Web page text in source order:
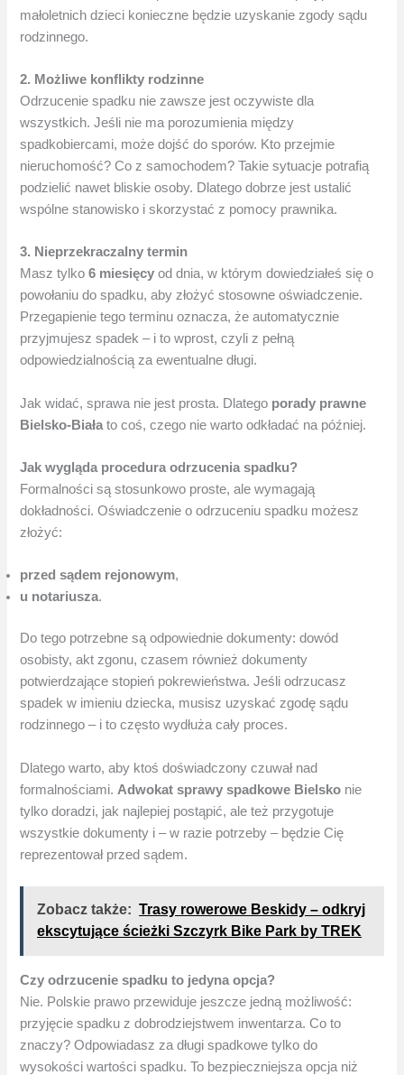
małoletnich dzieci konieczne będzie uzyskanie zgody sądu
rodzinnego.
2. Możliwe konflikty rodzinne
Odrzucenie spadku nie zawsze jest oczywiste dla
wszystkich. Jeśli nie ma porozumienia między
spadkobiercami, może dojść do sporów. Kto przejmie
nieruchomość? Co z samochodem? Takie sytuacje potrafią
podzielić nawet bliskie osoby. Dlatego dobrze jest ustalić
wspólne stanowisko i skorzystać z pomocy prawnika.
3. Nieprzekraczalny termin
Masz tylko6 miesięcy od dnia, w którym dowiedziałeś się o
powołaniu do spadku, aby złożyć stosowne oświadczenie.
Przegapienie tego terminu oznacza, że automatycznie
przyjmujesz spadek – i to wprost, czyli z pełną
odpowiedzialnością za ewentualne długi.
Jak widać, sprawa nie jest prosta. Dlatego porady prawne
Bielsko-Biała to coś, czego nie warto odkładać na później.
Jak wygląda procedura odrzucenia spadku?
Formalności są stosunkowo proste, ale wymagają
dokładności. Oświadczenie o odrzuceniu spadku możesz
złożyć:
przed sądem rejonowym,
u notariusza.
Do tego potrzebne są odpowiednie dokumenty: dowód
osobisty, akt zgonu, czasem również dokumenty
potwierdzające stopień pokrewieństwa. Jeśli odrzucasz
spadek w imieniu dziecka, musisz uzyskać zgodę sądu
rodzinnego – i to często wydłuża cały proces.
Dlatego warto, aby ktoś doświadczony czuwał nad
formalnościami. Adwokat sprawy spadkowe Bielsko nie
tylko doradzi, jak najlepiej postąpić, ale też przygotuje
wszystkie dokumenty i – w razie potrzeby – będzie Cię
reprezentował przed sądem.
Zobacz także: Trasy rowerowe Beskidy – odkryj
ekscytujące ścieżki Szczyrk Bike Park by TREK
Czy odrzucenie spadku to jedyna opcja?
Nie. Polskie prawo przewiduje jeszcze jedną możliwość:
przyjęcie spadku z dobrodziejstwem inwentarza. Co to
znaczy? Odpowiadasz za długi spadkowe tylko do
wysokości wartości spadku. To bezpieczniejsza opcja niż